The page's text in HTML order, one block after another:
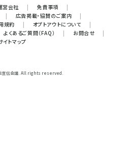
営会社 | 免責事項
|
| 広告掲載・協賛のご案内
|
規約 | オプトアウトについて
|
よくあるご質問（FAQ） | お問合せ
|
イトマップ
宣伝会議. All rights reserved.